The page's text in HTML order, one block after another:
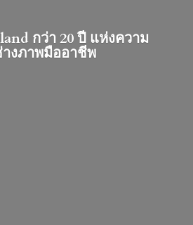
กว่า 20 ปี แห่งความ
างภาพมืออาชีพ